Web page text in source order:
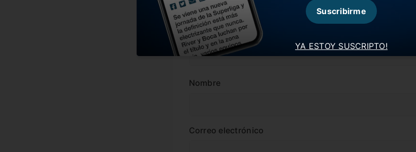
Nombre
Correo electrónico
YA ESTOY SUSCRIPTO!
Suscribirme